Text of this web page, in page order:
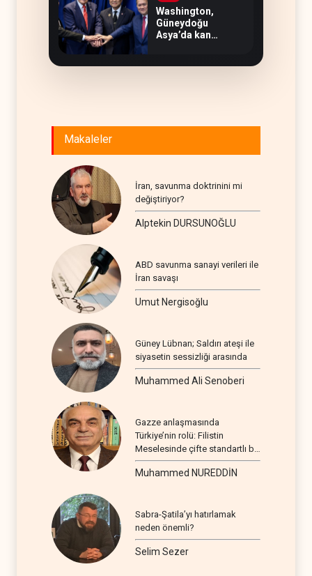
Washington,
Güneydoğu
Asya’da kan
Makaleler
İran, savunma doktrinini mi
değiştiriyor?
Alptekin DURSUNOĞLU
ABD savunma sanayi verileri ile
İran savaşı
Umut Nergisoğlu
Güney Lübnan; Saldırı ateşi ile
siyasetin sessizliği arasında
Muhammed Ali Senoberi
Gazze anlaşmasında
Türkiye’nin rolü: Filistin
Meselesinde çifte standartlı bir
seyir
Muhammed NUREDDİN
Sabra-Şatila’yı hatırlamak
neden önemli?
Selim Sezer